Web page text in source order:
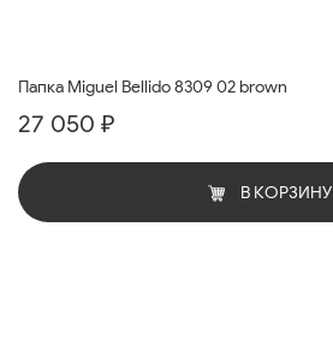
Папка Miguel Bellido 8309 02 brown
27 050 ₽
В КОРЗИНУ